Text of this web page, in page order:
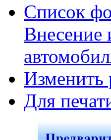
Список
Внесение
Изменить
Для